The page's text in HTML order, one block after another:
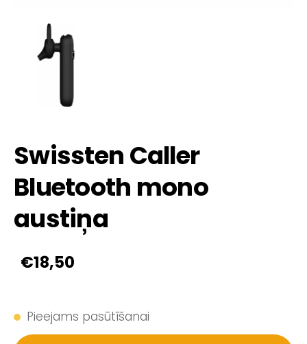
Swissten Caller
Bluetooth mono
austiņa
€18,50
Pieejams pasūtīšanai